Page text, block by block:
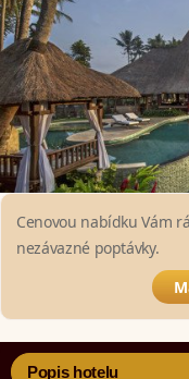
Cenovou nabídku Vám
nezávazné poptávky.
Popis hotelu